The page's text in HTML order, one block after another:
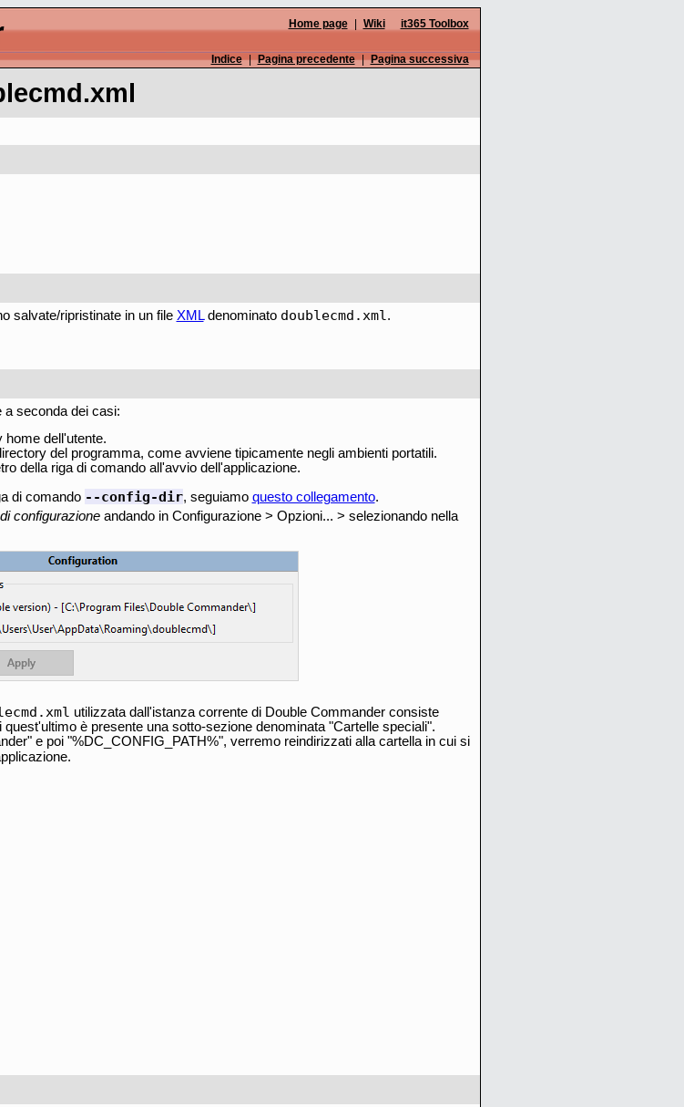
Home page Wiki it365 Toolbox
Indice | Pagina precedente | Pagina successiva
salvate/ripristinate in un file XMLdenominato doublecmd.xml .
a seconda dei casi:
home dell'utente.
del programma, come avviene tipicamente negli ambienti portatili.
della riga di comando all'avvio dell'applicazione.
di comando --config-dir, seguiamo questo collegamento.
configurazioneandando in Configurazione > Opzioni... > selezionando nella
utilizzata dall'istanza corrente di Double Commander consiste
quest'ultimo è presente una sotto-sezione denominata "Cartelle speciali".
e poi "%DC_CONFIG_PATH%", verremo reindirizzati alla cartella in cui si